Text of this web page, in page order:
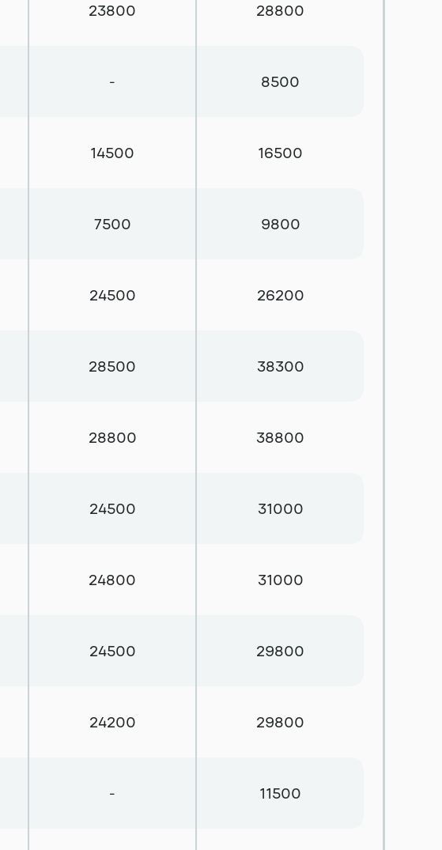
23800 28800
- 8500
14500 16500
7500 9800
24500 26200
28500 38300
28800 38800
24500 31000
24800 31000
24500 29800
24200 29800
- 11500